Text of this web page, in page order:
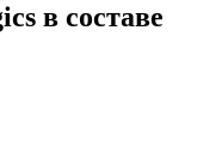
в составе